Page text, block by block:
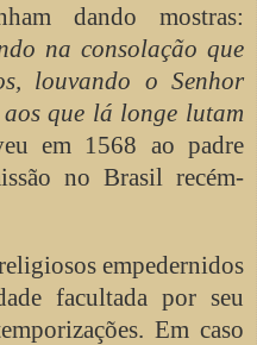
dando mostras:
na consolação que
louvando o Senhor
que lá longe lutam
em 1568 ao padre
no Brasil recém-
empedernidos
facultada por seu
Em caso